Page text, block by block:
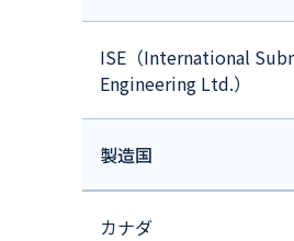
ISE（International
Engineering Ltd.）
製造国
カナダ